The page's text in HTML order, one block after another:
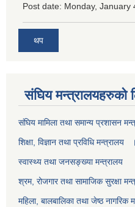
Post date: Monday, January
थप
स‌ंघिय मन्त्रालयहरुको
स‌ंघिय मामिला तथा समान्य प्रशासन
शिक्षा, विज्ञान तथा प्रविधि मन्त्रालय ।
स्वास्थ्य तथा जनसङ्ख्या मन्त्रालय
श्रम, रोजगार तथा सामाजिक सुरक्षा
महिला, बालबालिका तथा जेष्ठ नागरिक